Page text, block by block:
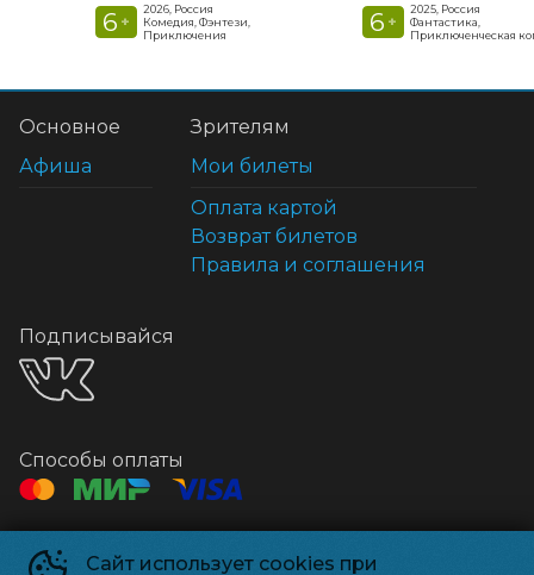
6 +
2026, Россия
Комедия, Фэнтези,
Приключения
6 +
2025, Россия
Фантастика,
Приключенческая
Сайт использует cookies при
Основное
Афиша
Зрителям
Мои билеты
Оплата картой
Возврат билетов
Правила и соглашения
Подписывайся
Способы оплаты
Контакты